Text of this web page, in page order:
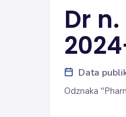
Dr
Data
Odznaka